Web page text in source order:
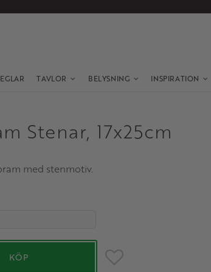
TAVLOR BELYSNING INSPIRATION
Stenar, 17x25cm
med stenmotiv.
pris:
KÖP Lägg till i favoriter